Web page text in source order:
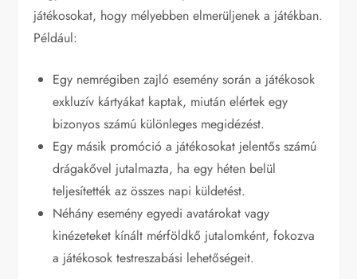
játékosokat, hogy mélyebben elmerüljenek a játékban.
Például:
Egy nemrégiben zajló esemény során a játékosok
exkluzív kártyákat kaptak, miután elértek egy
bizonyos számú különleges megidézést.
Egy másik promóció a játékosokat jelentős számú
drágakővel jutalmazta, ha egy héten belül
teljesítették az összes napi küldetést.
Néhány esemény egyedi avatárokat vagy
kinézeteket kínált mérföldkő jutalomként, fokozva
a játékosok testreszabási lehetőségeit.